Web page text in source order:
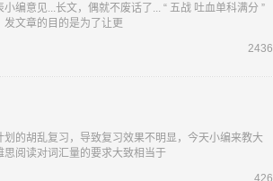
编意见...长文，偶就不废话了... “ 五战 吐血单科满分 ”
文章的目的是为了让更
2436
的胡乱复习，导致复习效果不明显，今天小编来教大
阅读对词汇量的要求大致相当于
426